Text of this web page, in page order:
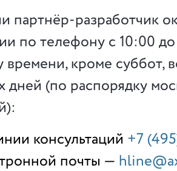
партнёр-разработчик
по телефону с 10:00
времени, кроме суббот,
дней (по распорядку
консультаций +7
почты —